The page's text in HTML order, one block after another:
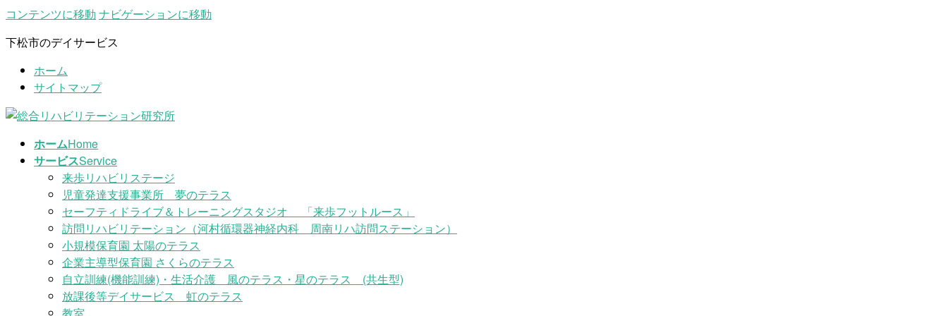
コンテンツに移動 ナビゲーションに移動
下松市のデイサービス
ホーム
サイトマップ
ホームHome
サービスService
来歩リハビリステージ
児童発達支援事業所 夢のテラス
セーフティドライブ＆トレーニングスタジオ 「来歩フットルース」
訪問リハビリテーション（河村循環器神経内科 周南リハ訪問ステーション）
小規模保育園 太陽のテラス
企業主導型保育園 さくらのテラス
自立訓練(機能訓練)・生活介護 風のテラス・星のテラス (共生型)
放課後等デイサービス 虹のテラス